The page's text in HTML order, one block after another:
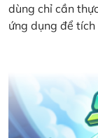
dùng chỉ cần
ứng dụng để